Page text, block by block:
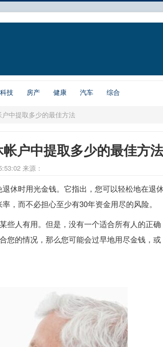
科技 房产 健康 汽车 综合
中提取多少的最佳方法
户中提取多少的最佳方法
来源：
休时用光金钱。它指出，您可以轻松地在退
，而不必担心至少有30年资金用尽的风险。
些人有用。但是，没有一个适合所有人的正确
您的情况，那么您可能会过早地用尽金钱，或